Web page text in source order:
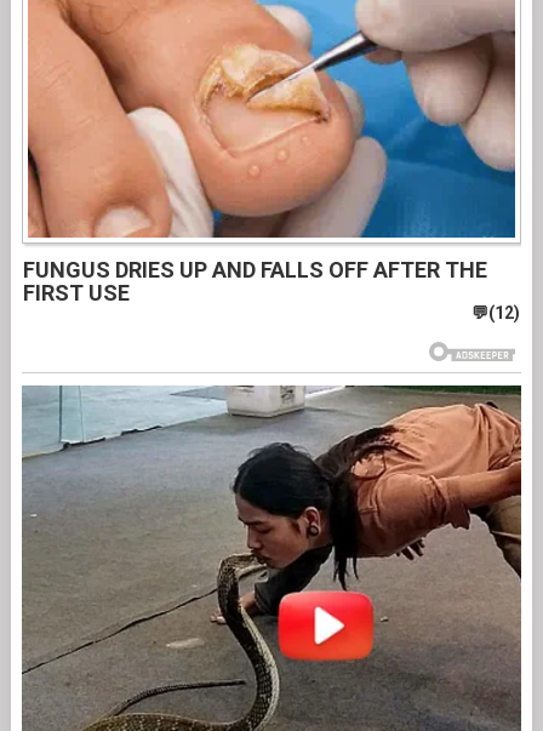
FUNGUS DRIES UP AND FALLS OFF AFTER THE
FIRST USE